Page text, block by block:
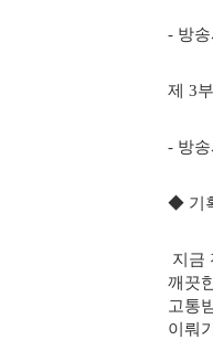
- 방
제 3
- 방
◆ 기
지금
깨끗
고통
이뤄